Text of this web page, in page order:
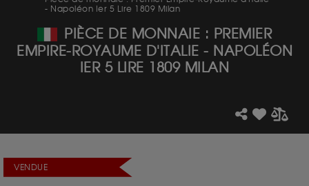
- Napoléon Ier 5 Lire 1809 Milan
PIÈCE DE MONNAIE : PREMIER
EMPIRE-ROYAUME D'ITALIE - NAPOLÉON
IER 5 LIRE 1809 MILAN
VENDUE